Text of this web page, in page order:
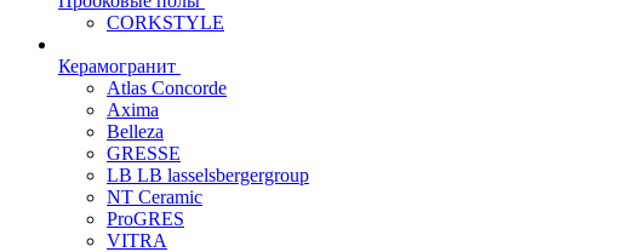
CORKSTYLE
Керамогранит
Atlas Concorde
Axima
Belleza
GRESSE
LB LB lasselsbergergroup
NT Ceramic
ProGRES
VITRA